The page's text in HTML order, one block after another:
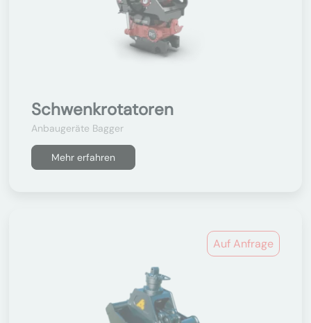
Schwenkrotatoren
Anbaugeräte Bagger
Mehr erfahren
Auf Anfrage